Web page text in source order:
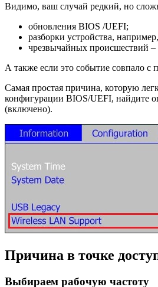
Видимо, ваш случай редкий, но
обновления BIOS /UEFI;
разборки устройства,
чрезвычайных происшествий –
А также если это событие совпало с
Самая простая причина, которую
конфигурации BIOS/UEFI, найдите
(включено).
Причина в точке
Выбираем рабочую частоту